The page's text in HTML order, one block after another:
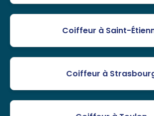
Coiffeur à Saint-
Coiffeur à